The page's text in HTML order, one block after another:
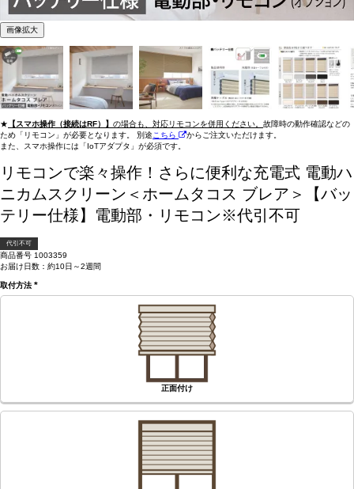
画像拡大
★ 【スマホ操作（接続はRF）】 の場合も、対応リモコンを併用ください。 故障時の動作確認などの
ため「リモコン」が必要となります。 別途 こちら
からご注文いただけます。
また、スマホ操作には「IoTアダプタ」が必須です。
リモコンで楽々操作！さらに便利な充電式 電動ハ
ニカムスクリーン＜ホームタコス ブレア＞【バッ
テリー仕様】電動部・リモコン※代引不可
代引不可
商品番号 1003359
お届け日数：約10日～2週間
取付方法
(必
正面付け